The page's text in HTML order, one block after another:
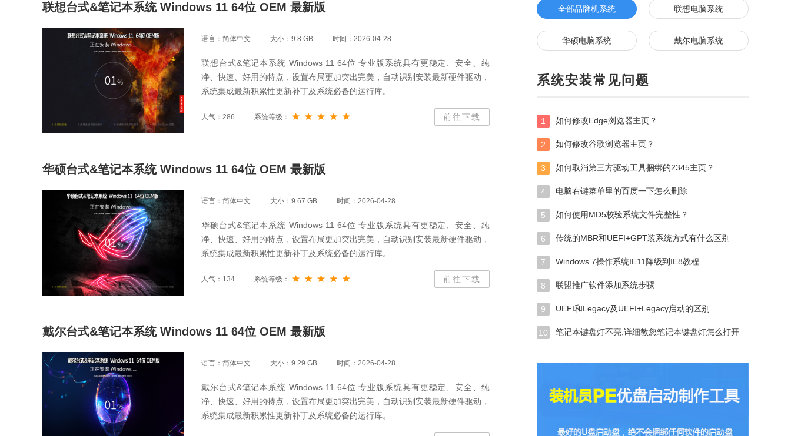
联想台式&笔记本系统 Windows 11 64位 OEM 最新版
语言：简体中文 大小：9.8 GB 时间：2026-04-28
联想台式&笔记本系统 Windows 11 64位 专业版系统具有更稳定、安全、纯
净、快速、好用的特点，设置布局更加突出完美，自动识别安装最新硬件驱动，
系统集成最新积累性更新补丁及系统必备的运行库。
前往下载
人气：286 系统等级：
华硕台式&笔记本系统 Windows 11 64位 OEM 最新版
语言：简体中文 大小：9.67 GB 时间：2026-04-28
华硕台式&笔记本系统 Windows 11 64位 专业版系统具有更稳定、安全、纯
净、快速、好用的特点，设置布局更加突出完美，自动识别安装最新硬件驱动，
系统集成最新积累性更新补丁及系统必备的运行库。
前往下载
人气：134 系统等级：
戴尔台式&笔记本系统 Windows 11 64位 OEM 最新版
语言：简体中文 大小：9.29 GB 时间：2026-04-28
戴尔台式&笔记本系统 Windows 11 64位 专业版系统具有更稳定、安全、纯
净、快速、好用的特点，设置布局更加突出完美，自动识别安装最新硬件驱动，
系统集成最新积累性更新补丁及系统必备的运行库。
全部品牌机系统 联想电脑系统
华硕电脑系统 戴尔电脑系统
系统安装常见问题
1 如何修改Edge浏览器主页？
2 如何修改谷歌浏览器主页？
3 如何取消第三方驱动工具捆绑的2345主页？
4 电脑右键菜单里的百度一下怎么删除
5 如何使用MD5校验系统文件完整性？
6 传统的MBR和UEFI+GPT装系统方式有什么区别
7 Windows 7操作系统IE11降级到IE8教程
8 联盟推广软件添加系统步骤
9 UEFI和Legacy及UEFI+Legacy启动的区别
10 笔记本键盘灯不亮,详细教您笔记本键盘灯怎么打开